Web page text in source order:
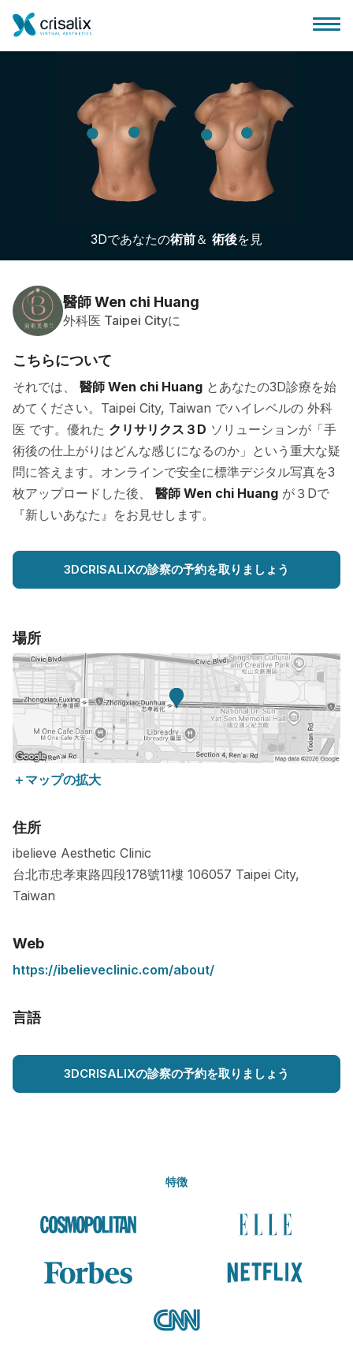
外科医ホーム
3Dビジネスプラットフォーム
サブスクリプションプラン
患者様のレビュー
3Dであなたの術前＆ 術後を見
醫師 Wen chi Huang
外科医 Taipei Cityに
こちらについて
それでは、 醫師 Wen chi Huang とあなたの3D診療を始
めてください。Taipei City, Taiwan でハイレベルの 外科
医 です。優れた クリサリクス３D ソリューションが「手
術後の仕上がりはどんな感じになるのか」という重大な疑
問に答えます。オンラインで安全に標準デジタル写真を3
枚アップロードした後、 醫師 Wen chi Huang が３Dで
『新しいあなた』をお見せします。
3DCRISALIXの診察の予約を取りましょう
場所
＋マップの拡大
住所
ibelieve Aesthetic Clinic
台北市忠孝東路四段178號11樓 106057 Taipei City,
Taiwan
Web
https://ibelieveclinic.com/about/
言語
3DCRISALIXの診察の予約を取りましょう
特徴